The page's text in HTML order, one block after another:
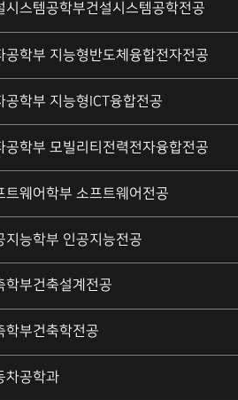
시스템공학부건설시스템공학전공
공학부 지능형반도체융합전자전공
공학부 지능형ICT융합전공
공학부 모빌리티전력전자융합전공
트웨어학부 소프트웨어전공
지능학부 인공지능전공
학부건축설계전공
학부건축학전공
차공학과